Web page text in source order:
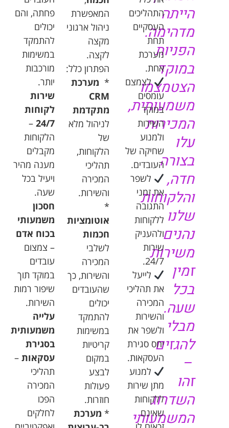
הייתה
מדהימה.
הפניות
במוקד
הצטמצמו
משמעותית,
המכירות
עלו
בצורה
חדה,
והלקוחות
שלנו
נהנים
משירות
זמין
בכל
שעה.
מבלי
להגזים
–
זהו
השדרוג
המשמעותי
התהליכים
העסקיים
תחת
מערכת
אחת.
לצמצם
עומסים
במוקד
השירות
ולמנוע
שחיקה של
העובדים.
לשפר
את זמני
התגובה
ללקוחות
ולהעניק
שירות
24/7.
לייעל
את תהליכי
המכירה
והשירות
ולשפר את
יחס סגירת
העסקאות.
למנוע
מתן שירות
ללקוחות
שאינם
המאפשרת
ניהול ארגוני
מקצה
לקצה.
הפתרון כלל:
* מערכת
CRM
מתקדמת
לניהול מלא
של
הלקוחות,
תהליכי
המכירה
והשירות.
*
אוטומציות
חכמות
לשלבי
המכירה
והשירות, כך
שהעובדים
יכולים
להתמקד
במשימות
קריטיות
במקום
לבצע
פעולות
חוזרות.
* מערכת
פחתה, והם
יכולים
להתמקד
במשימות
מורכבות
יותר.
שירות
לקוחות
24/7
–
הלקוחות
מקבלים
מענה מהיר
ויעיל בכל
שעה.
חסכון
משמעותי
בכוח אדם
– צמצום
עובדים
במוקד תוך
שיפור רמות
השירות.
עלייה
משמעותית
בסגירת
עסקאות –
תהליכי
המכירה
הפכו
לחלקים